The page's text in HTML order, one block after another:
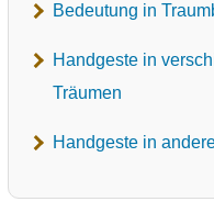
Bedeutung in
Handgeste in
Träumen
Handgeste in